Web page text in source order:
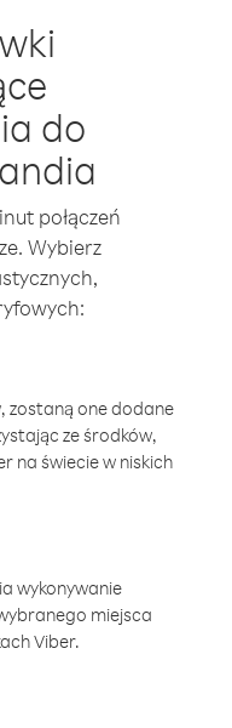
do
połączeń
Wybierz
zostaną one dodane
ze środków,
na świecie w niskich
wykonywanie
miejsca
Viber.